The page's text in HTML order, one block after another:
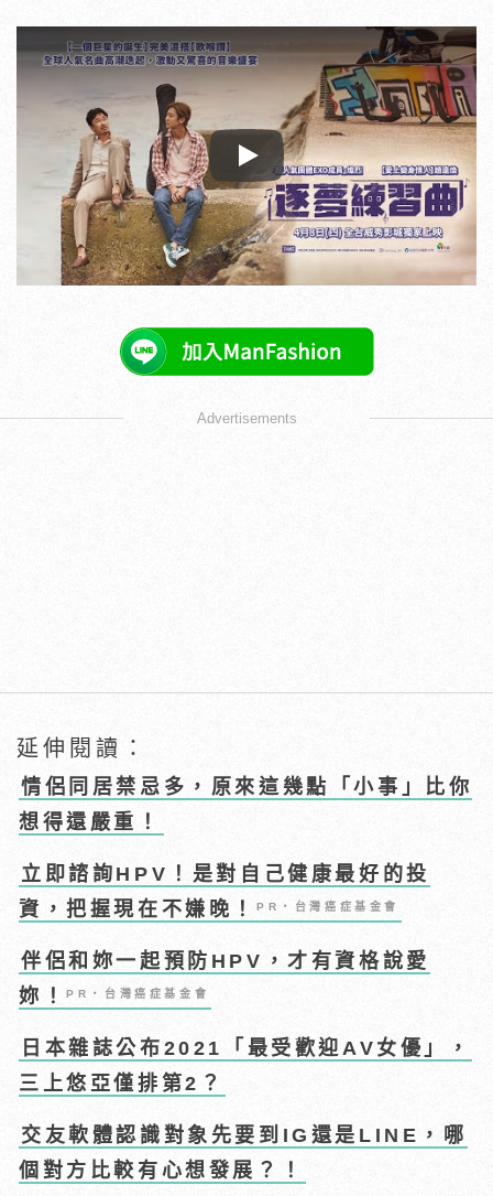
Play
Advertisements
延伸閱讀：
情侶同居禁忌多，原來這幾點「小事」比你
想得還嚴重！
立即諮詢HPV！是對自己健康最好的投
資，把握現在不嫌晚！PR・台灣癌症基金會
伴侶和妳一起預防HPV，才有資格說愛
妳！PR・台灣癌症基金會
日本雜誌公布2021「最受歡迎AV女優」，
三上悠亞僅排第2？
交友軟體認識對象先要到IG還是LINE，哪
個對方比較有心想發展？！